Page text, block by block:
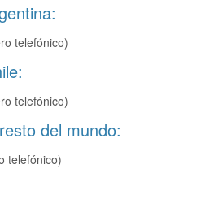
telefónico)
telefónico)
del mundo:
telefónico)